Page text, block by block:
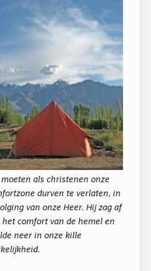
moeten als christenen onze
durven te verlaten, in
van onze Heer. Hij zag af
het comfort van de hemel en
neer in onze kille